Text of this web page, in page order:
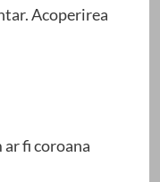
Acoperirea
fi coroana